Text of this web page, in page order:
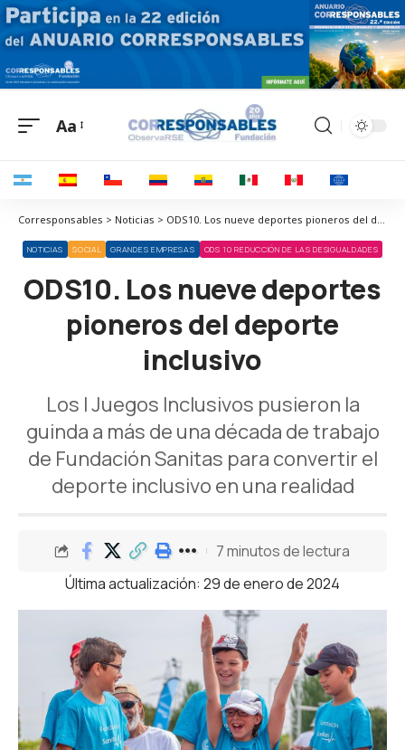
Aa
Corresponsables > Noticias > ODS10. Los nueve deportes pioneros del deporte inclusivo
NOTICIAS SOCIAL GRANDES EMPRESAS ODS 10 REDUCCIÓN DE LAS DESIGUALDADES
ODS10. Los nueve deportes
pioneros del deporte
inclusivo
Los I Juegos Inclusivos pusieron la
guinda a más de una década de trabajo
de Fundación Sanitas para convertir el
deporte inclusivo en una realidad
Última actualización: 29 de enero de 2024
7 minutos de lectura